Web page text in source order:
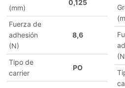
(mm)
0,125
Fuerza de
adhesión
(N)
8,6
Tipo de
carrier
PO